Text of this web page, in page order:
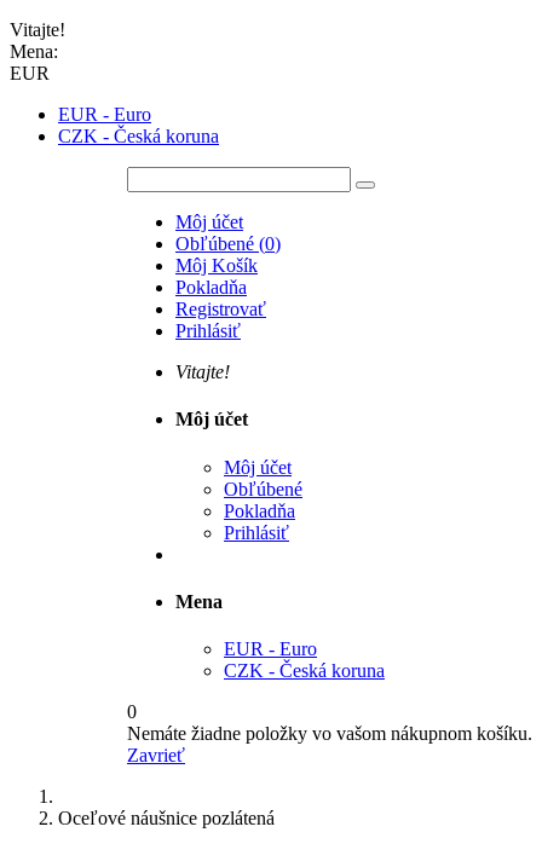
Vitajte!
Mena:
EUR
EUR - Euro
CZK - Česká koruna
Môj účet
Obľúbené (0)
Môj Košík
Pokladňa
Registrovať
Prihlásiť
Vitajte!
Môj účet
Môj účet
Obľúbené
Pokladňa
Prihlásiť
Mena
EUR - Euro
CZK - Česká koruna
0
Nemáte žiadne položky vo vašom nákupnom košíku.
Zavrieť
Oceľové náušnice pozlátená